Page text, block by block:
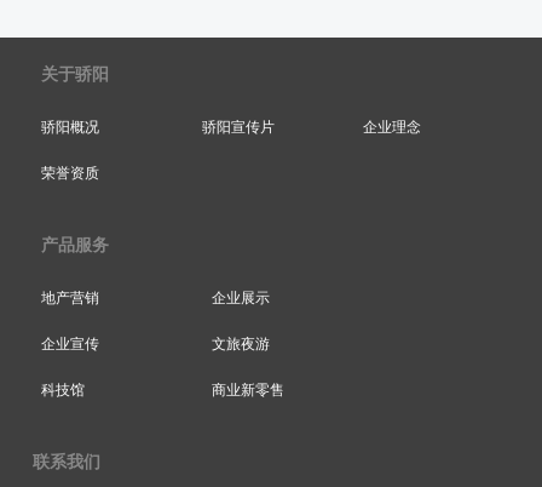
关于骄阳
骄阳概况 骄阳宣传片 企业理念
荣誉资质
产品服务
地产营销 企业展示
企业宣传 文旅夜游
科技馆 商业新零售
联系我们